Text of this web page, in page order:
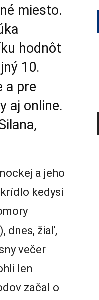
miesto.
hodnôt
10.
a pre
aj online.
a jeho
kedysi
dnes, žiaľ,
večer
len
začal o